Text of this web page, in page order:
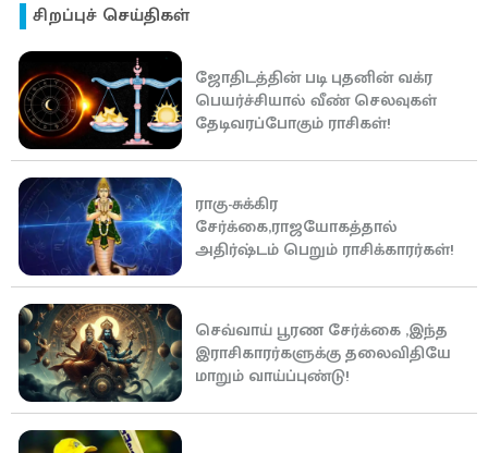
சிறப்புச் செய்திகள்
ஜோதிடத்தின் படி புதனின் வக்ர
பெயர்ச்சியால் வீண் செலவுகள்
தேடிவரப்போகும் ராசிகள்!
ராகு-சுக்கிர
சேர்க்கை,ராஜயோகத்தால்
அதிர்ஷ்டம் பெறும் ராசிக்காரர்கள்!
செவ்வாய் பூரண சேர்க்கை ,இந்த
இராசிகாரர்களுக்கு தலைவிதியே
மாறும் வாய்ப்புண்டு!